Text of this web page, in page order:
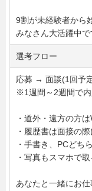
9割が未経験者から
みなさん大活躍中で
選考フロー
応募 → 面談(1回予
※1週間～2週間で内
・道外・遠方の方
・履歴書は面接の
・手書き、PCどち
・写真もスマホで
あなたと一緒にお仕